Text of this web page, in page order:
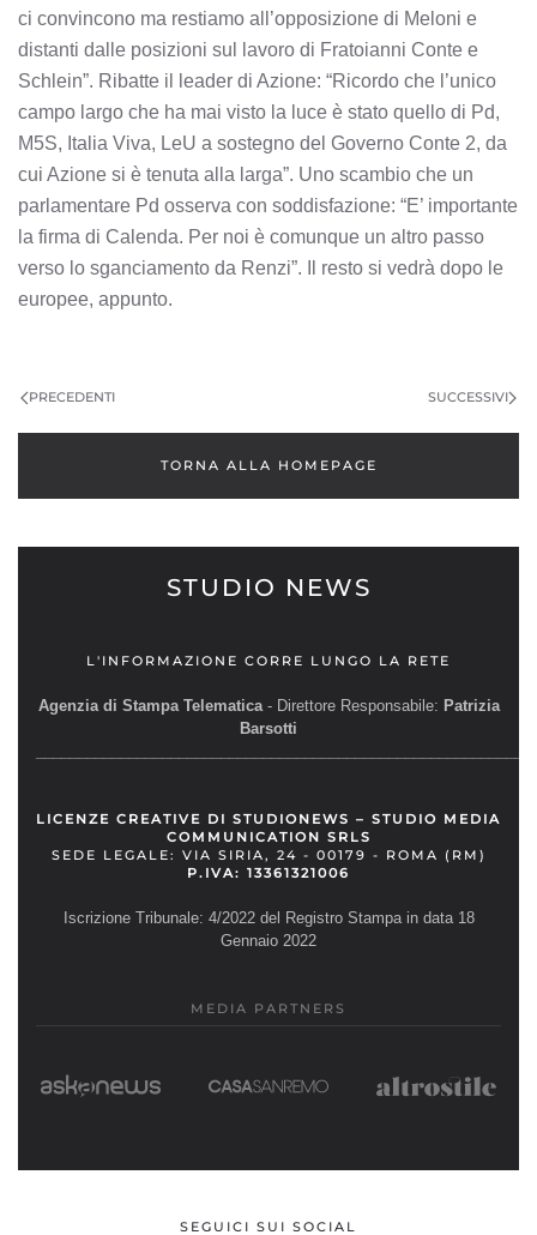
ci convincono ma restiamo all’opposizione di Meloni e
distanti dalle posizioni sul lavoro di Fratoianni Conte e
Schlein”. Ribatte il leader di Azione: “Ricordo che l’unico
campo largo che ha mai visto la luce è stato quello di Pd,
M5S, Italia Viva, LeU a sostegno del Governo Conte 2, da
cui Azione si è tenuta alla larga”. Uno scambio che un
parlamentare Pd osserva con soddisfazione: “E’ importante
la firma di Calenda. Per noi è comunque un altro passo
verso lo sganciamento da Renzi”. Il resto si vedrà dopo le
europee, appunto.
ARTICOLI
PRECEDENTI SUCCESSIVI
TORNA ALLA HOMEPAGE
STUDIO NEWS
L'INFORMAZIONE CORRE LUNGO LA RETE
Agenzia di Stampa Telematica- Direttore Responsabile: Patrizia
Barsotti
LICENZE CREATIVE DI STUDIONEWS – STUDIO MEDIA
COMMUNICATION SRLS
SEDE LEGALE: VIA SIRIA, 24 - 00179 - ROMA (RM)
P.IVA: 13361321006
Iscrizione Tribunale: 4/2022 del Registro Stampa in data 18
Gennaio 2022
MEDIA PARTNERS
SEGUICI SUI SOCIAL